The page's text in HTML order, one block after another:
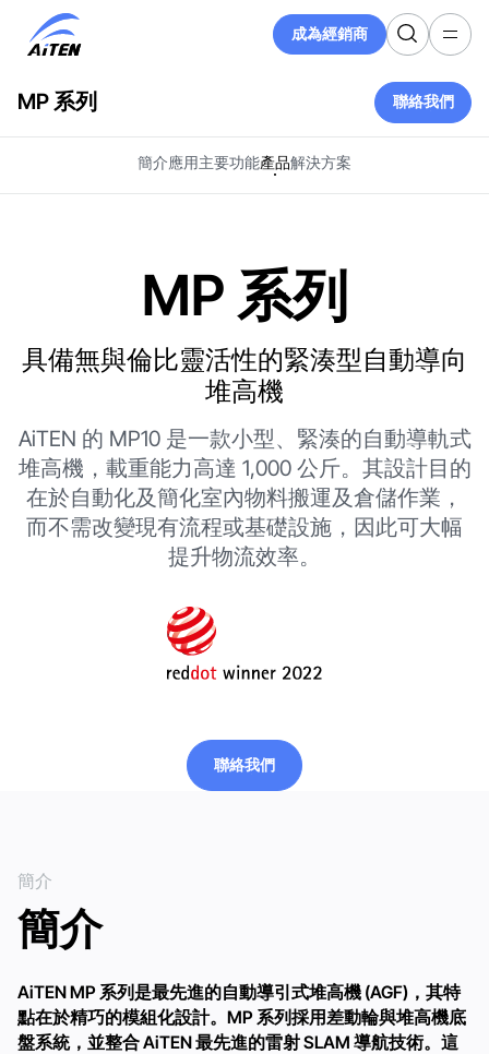
容
成為經銷商
成為經銷商
MP 系列
聯絡我們
聯絡我們
簡介應用主要功能產品解決方案
MP 系列
具備無與倫比靈活性的緊湊型自動導向
堆高機
AiTEN 的 MP10 是一款小型、緊湊的自動導軌式
堆高機，載重能力高達 1,000 公斤。其設計目的
在於自動化及簡化室內物料搬運及倉儲作業，
而不需改變現有流程或基礎設施，因此可大幅
提升物流效率。
聯絡我們
簡介
簡介
AiTEN MP 系列是最先進的自動導引式堆高機 (AGF)，其特
點在於精巧的模組化設計。MP 系列採用差動輪與堆高機底
盤系統，並整合 AiTEN 最先進的雷射 SLAM 導航技術。這